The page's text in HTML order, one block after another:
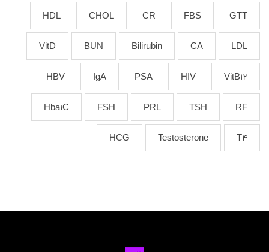
GTT
FBS
CR
CHOL
HDL
LDL
CA
Bilirubin
BUN
VitD
VitB12
HIV
PSA
IgA
HBV
RF
TSH
PRL
FSH
Hba1C
T4
Testosterone
HCG